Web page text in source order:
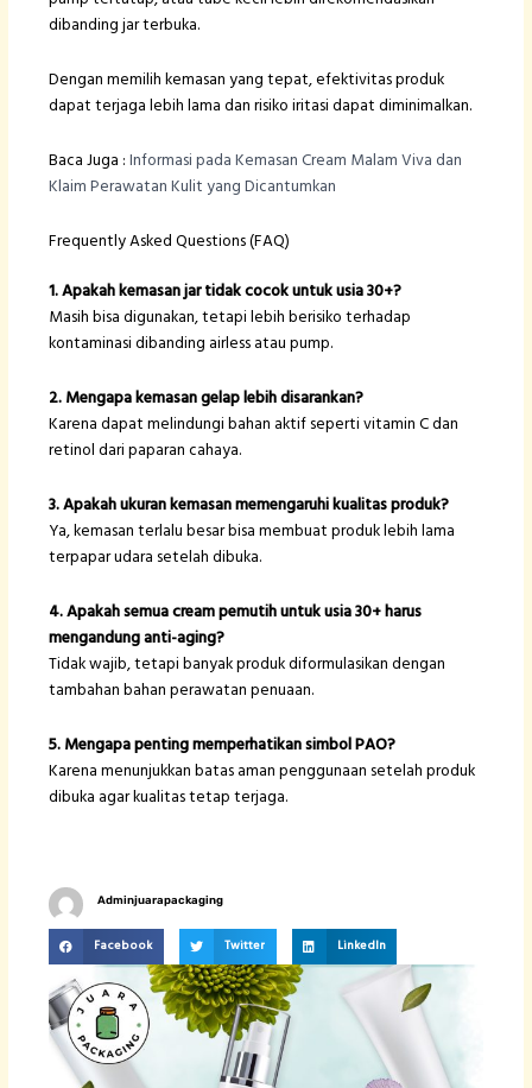
Adminjuarapackaging
Facebook Twitter LinkedIn
dibanding jar terbuka.
Dengan memilih kemasan yang tepat, efektivitas produk
dapat terjaga lebih lama dan risiko iritasi dapat diminimalkan.
Baca Juga :Informasi pada Kemasan Cream Malam Viva dan
Klaim Perawatan Kulit yang Dicantumkan
Frequently Asked Questions (FAQ)
1. Apakah kemasan jar tidak cocok untuk usia 30+?
Masih bisa digunakan, tetapi lebih berisiko terhadap
kontaminasi dibanding airless atau pump.
2. Mengapa kemasan gelap lebih disarankan?
Karena dapat melindungi bahan aktif seperti vitamin C dan
retinol dari paparan cahaya.
3. Apakah ukuran kemasan memengaruhi kualitas produk?
Ya, kemasan terlalu besar bisa membuat produk lebih lama
terpapar udara setelah dibuka.
4. Apakah semua cream pemutih untuk usia 30+ harus
mengandung anti-aging?
Tidak wajib, tetapi banyak produk diformulasikan dengan
tambahan bahan perawatan penuaan.
5. Mengapa penting memperhatikan simbol PAO?
Karena menunjukkan batas aman penggunaan setelah produk
dibuka agar kualitas tetap terjaga.